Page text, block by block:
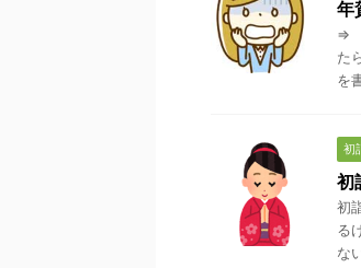
年
⇒
た
を
初
初
初
る
な